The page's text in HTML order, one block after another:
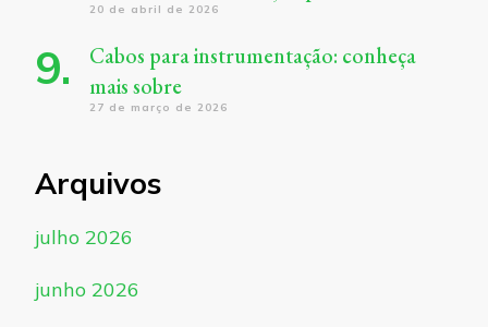
20 de abril de 2026
Cabos para instrumentação: conheça
mais sobre
27 de março de 2026
Arquivos
julho 2026
junho 2026